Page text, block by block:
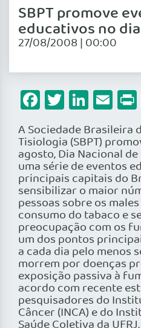
SBPT promove
educativos no
27/08/2008 | 00:00
Facebook
Twitter
A Sociedade Brasileira
Tisiologia (SBPT)
agosto, Dia Nacional
uma série de eventos
principais capitais do
sensibilizar o maior
pessoas sobre os
consumo do tabaco e
preocupação com os
um dos pontos
a cada dia pelo menos
morrem por doenças
exposição passiva à
acordo com recente
pesquisadores do
Câncer (INCA) e do